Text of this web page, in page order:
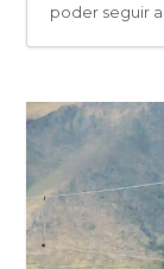
poder seguir